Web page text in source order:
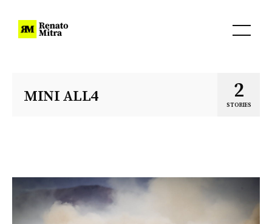
MINI ALL4 2
STORIES